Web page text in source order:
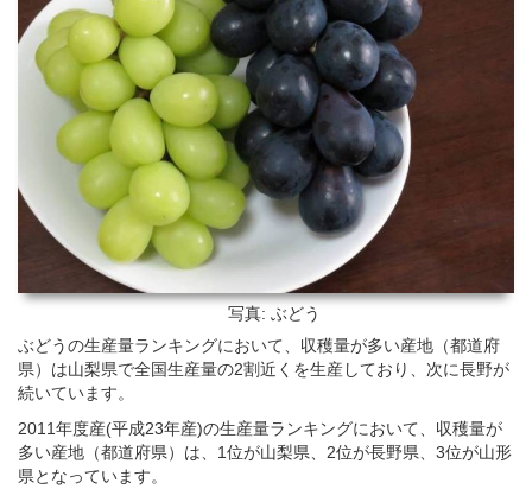
写真: ぶどう
ぶどうの生産量ランキングにおいて、収穫量が多い産地（都道府
県）は山梨県で全国生産量の2割近くを生産しており、次に長野が
続いています。
2011年度産(平成23年産)の生産量ランキングにおいて、収穫量が
多い産地（都道府県）は、1位が山梨県、2位が長野県、3位が山形
県となっています。